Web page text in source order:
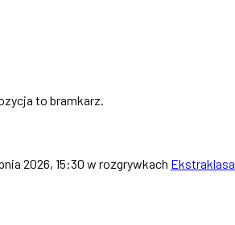
to bramkarz.
2026, 15:30 w rozgrywkach Ekstraklasa